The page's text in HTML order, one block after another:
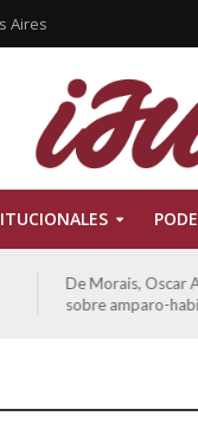
Aires
De Morais, Oscar
sobre amparo-